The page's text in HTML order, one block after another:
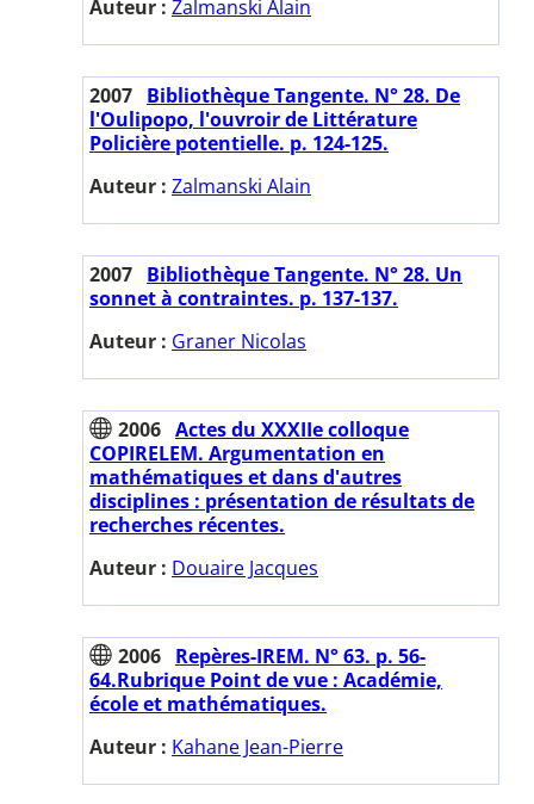
Auteur : Zalmanski Alain
2007 Bibliothèque Tangente. N° 28. De
l'Oulipopo, l'ouvroir de Littérature
Policière potentielle. p. 124-125.
Auteur : Zalmanski Alain
2007 Bibliothèque Tangente. N° 28. Un
sonnet à contraintes. p. 137-137.
Auteur : Graner Nicolas
2006 Actes du XXXIIe colloque
COPIRELEM. Argumentation en
mathématiques et dans d'autres
disciplines : présentation de résultats de
recherches récentes.
Auteur : Douaire Jacques
2006 Repères-IREM. N° 63. p. 56-
64.Rubrique Point de vue : Académie,
école et mathématiques.
Auteur : Kahane Jean-Pierre